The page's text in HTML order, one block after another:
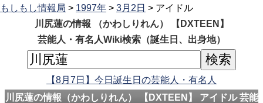
もしもし情報局 > 1997年 > 3月2日 > アイドル
川尻蓮の情報 （かわしりれん） 【DXTEEN】
芸能人・有名人Wiki検索（誕生日、出身地）
【8月7日】今日誕生日の芸能人・有名人
川尻蓮の情報（かわしりれん） 【DXTEEN】 アイドル 芸能